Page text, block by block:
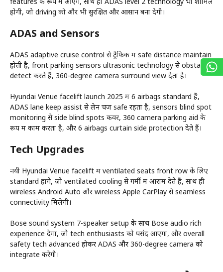
होगी, जो driving को और भी सुरक्षित और आसान बना देगी।
ADAS and Sensors
ADAS adaptive cruise control से ट्रैफिक में safe distance maintain
होती है, front parking sensors ultrasonic technology से obstacles
detect करते हैं, 360-degree camera surround view देता है।
Hyundai Venue facelift launch 2025 में 6 airbags standard हैं,
ADAS lane keep assist से लेन चेंज safe रहता है, sensors blind spot
monitoring से side blind spots कवर, 360 camera parking aid के
रूप में काम करता है, और 6 airbags curtain side protection देते हैं।
Tech Upgrades
नयी Hyundai Venue facelift में ventilated seats front row के लिए
standard होंगे, जो ventilated cooling से गर्मी में आराम देते हैं, साथ ही
wireless Android Auto और wireless Apple CarPlay से seamless
connectivity मिलेगी।
Bose sound system 7-speaker setup के साथ Bose audio rich
experience देगा, जो tech enthusiasts को पसंद आएगा, और overall
safety tech advanced होकर ADAS और 360-degree camera को
integrate करेगी।